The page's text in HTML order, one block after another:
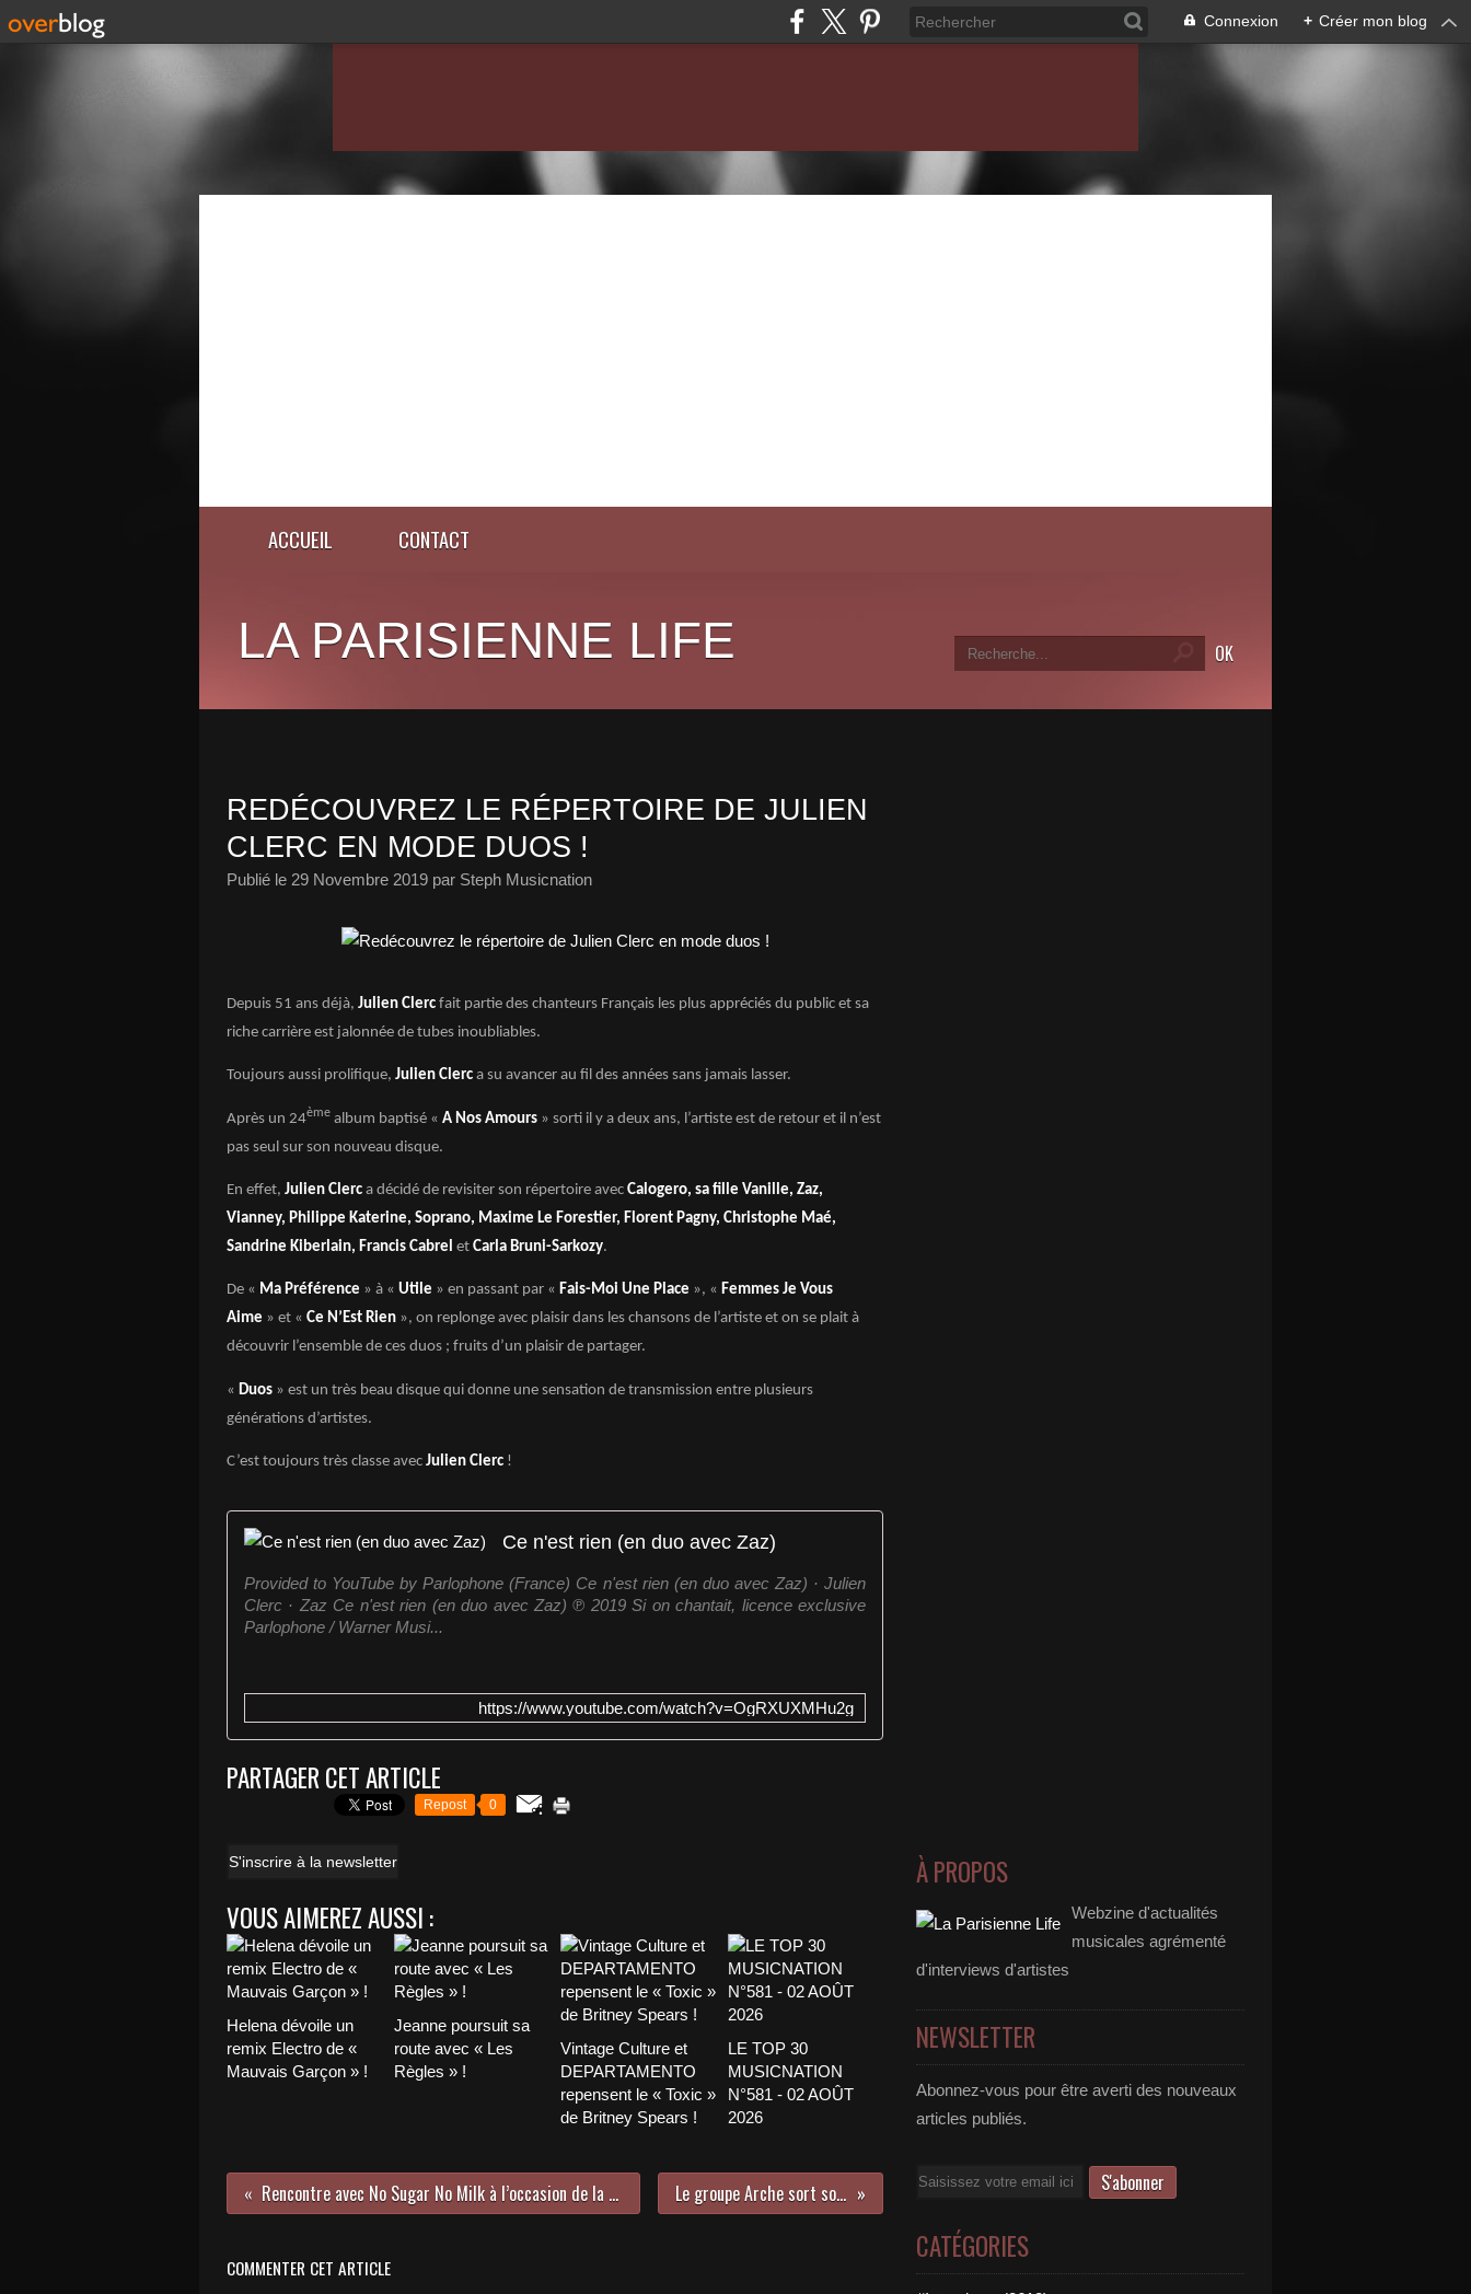
Connexion + Créer mon blog
ACCUEIL CONTACT
LA PARISIENNE LIFE
REDÉCOUVREZ LE RÉPERTOIRE DE JULIEN
CLERC EN MODE DUOS !
Publié le 29 Novembre 2019 par Steph Musicnation
Depuis 51 ans déjà, Julien Clerc fait partie des chanteurs Français les plus appréciés du public et sa
riche carrière est jalonnée de tubes inoubliables.
Toujours aussi prolifique, Julien Clerc a su avancer au fil des années sans jamais lasser.
Après un 24ème album baptisé « A Nos Amours » sorti il y a deux ans, l’artiste est de retour et il n’est
pas seul sur son nouveau disque.
En effet, Julien Clerc a décidé de revisiter son répertoire avec Calogero, sa fille Vanille, Zaz,
Vianney, Philippe Katerine, Soprano, Maxime Le Forestier, Florent Pagny, Christophe Maé,
Sandrine Kiberlain, Francis Cabrel et Carla Bruni-Sarkozy.
De « Ma Préférence » à « Utile » en passant par « Fais-Moi Une Place », « Femmes Je Vous
Aime » et « Ce N’Est Rien », on replonge avec plaisir dans les chansons de l’artiste et on se plait à
découvrir l’ensemble de ces duos ; fruits d’un plaisir de partager.
« Duos » est un très beau disque qui donne une sensation de transmission entre plusieurs
générations d’artistes.
C’est toujours très classe avec Julien Clerc !
Ce n'est rien (en duo avec Zaz)
Provided to YouTube by Parlophone (France) Ce n'est rien (en duo avec Zaz) · Julien
Clerc · Zaz Ce n'est rien (en duo avec Zaz) ℗ 2019 Si on chantait, licence exclusive
Parlophone / Warner Musi...
https://www.youtube.com/watch?v=OgRXUXMHu2g
PARTAGER CET ARTICLE
Repost 0
S'inscrire à la newsletter
VOUS AIMEREZ AUSSI :
Helena dévoile un
remix Electro de «
Mauvais Garçon » !
Jeanne poursuit sa
route avec « Les
Règles » !
Vintage Culture et
DEPARTAMENTO
repensent le « Toxic »
de Britney Spears !
LE TOP 30
MUSICNATION
N°581 - 02 AOÛT
2026
Rencontre avec No Sugar No Milk à l’occasion de la sortie de leur premier EP ! Le groupe Arche sort son premier EP !
COMMENTER CET ARTICLE
À PROPOS
Webzine d'actualités
musicales agrémenté
d'interviews d'artistes
NEWSLETTER
Abonnez-vous pour être averti des nouveaux
articles publiés.
Email
CATÉGORIES